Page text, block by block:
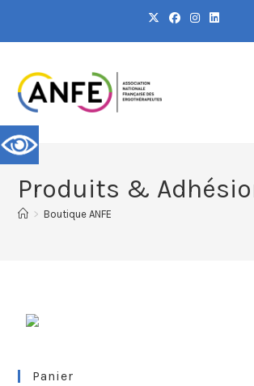
Produits &
> Boutique ANFE
Panier